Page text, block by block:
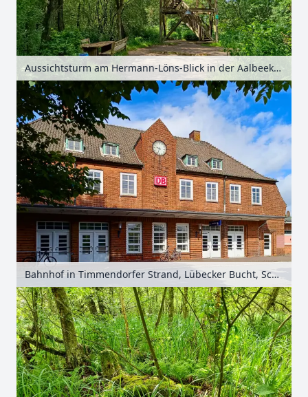
Aussichtsturm am Hermann-Löns-Blick in der Aalbeek-Niederung, Lübecker Bucht, Schleswig-Holstein, Deutschland
Bahnhof in Timmendorfer Strand, Lübecker Bucht, Schleswig-Holstein, Deutschland